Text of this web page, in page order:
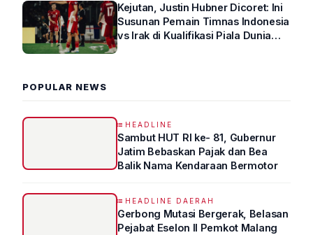
Kejutan, Justin Hubner Dicoret: Ini
Susunan Pemain Timnas Indonesia
vs Irak di Kualifikasi Piala Dunia
POPULAR NEWS
HEADLINE
Sambut HUT RI ke- 81, Gubernur
Jatim Bebaskan Pajak dan Bea
Balik Nama Kendaraan Bermotor
HEADLINE DAERAH
Gerbong Mutasi Bergerak, Belasan
Pejabat Eselon II Pemkot Malang